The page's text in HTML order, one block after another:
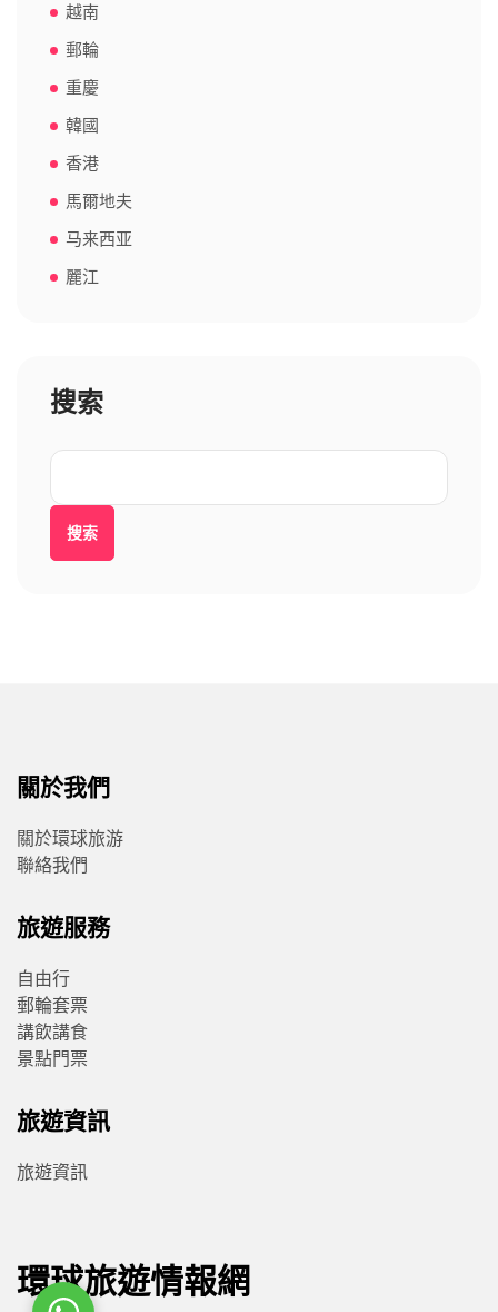
越南
郵輪
重慶
韓國
香港
馬爾地夫
马来西亚
麗江
搜索
搜索
關於我們
關於環球旅游
聯絡我們
旅遊服務
自由行
郵輪套票
講飲講食
景點門票
旅遊資訊
旅遊資訊
環球旅遊情報網